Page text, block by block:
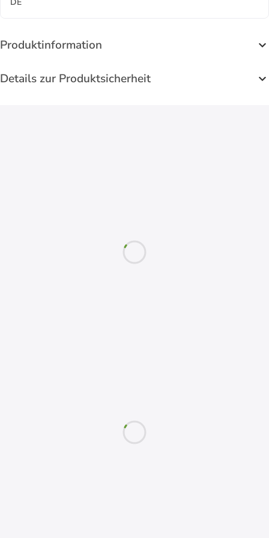
Produktinformation
Details zur Produktsicherheit